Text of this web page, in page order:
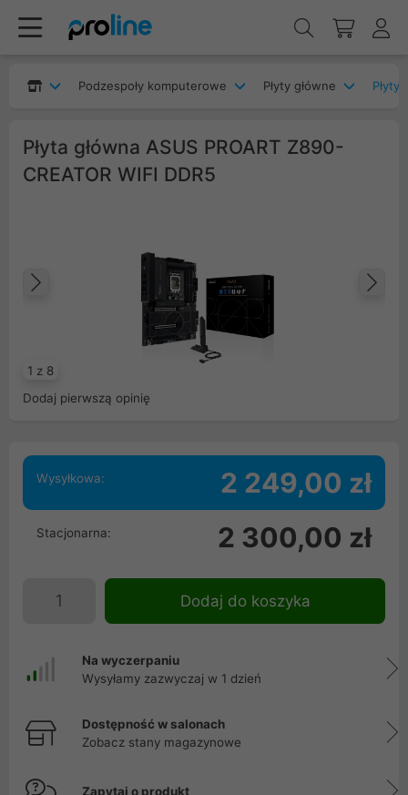
Podzespoły komputerowe Płyty główne Płyty
Płyta główna ASUS PROART Z890-
CREATOR WIFI DDR5
1 z 8
Poprzedni
Dodaj pierwszą opinię
Wysyłkowa: 2 249,00 zł
Stacjonarna: 2 300,00 zł
Dodaj do koszyka
Na wyczerpaniu
Wysyłamy zazwyczaj w 1 dzień
Dostępność w salonach
Zobacz stany magazynowe
Zapytaj o produkt